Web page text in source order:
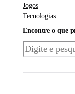
Jogos
Tecnologias
Encontre o que
Pesquisar